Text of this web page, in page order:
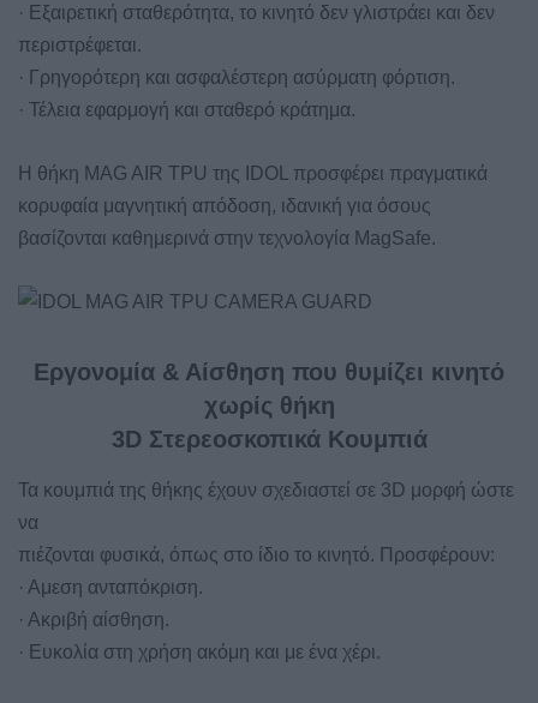
· Εξαιρετική σταθερότητα, το κινητό δεν γλιστράει και δεν
περιστρέφεται.
· Γρηγορότερη και ασφαλέστερη ασύρματη φόρτιση.
· Τέλεια εφαρμογή και σταθερό κράτημα.
Η θήκη MAG AIR TPU της IDOL προσφέρει πραγματικά
κορυφαία μαγνητική απόδοση, ιδανική για όσους
βασίζονται καθημερινά στην τεχνολογία MagSafe.
Εργονομία & Αίσθηση που θυμίζει κινητό
χωρίς θήκη
3D Στερεοσκοπικά Κουμπιά
Τα κουμπιά της θήκης έχουν σχεδιαστεί σε 3D μορφή ώστε
να
πιέζονται φυσικά, όπως στο ίδιο το κινητό. Προσφέρουν:
· Αμεση ανταπόκριση.
· Ακριβή αίσθηση.
· Ευκολία στη χρήση ακόμη και με ένα χέρι.